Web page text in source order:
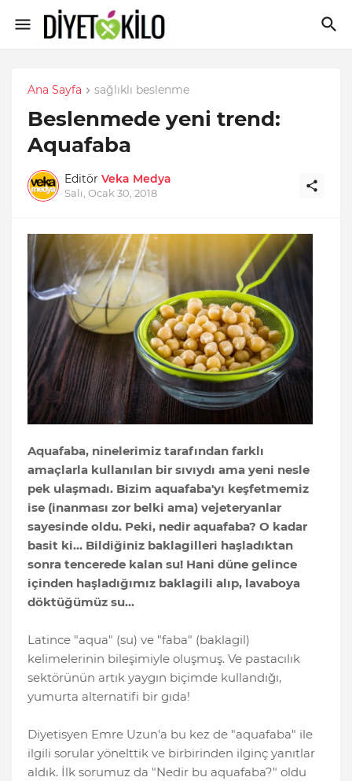
Ana Sayfa sağlıklı beslenme
Beslenmede yeni trend:
Aquafaba
Editör Veka Medya
Salı, Ocak 30, 2018
Aquafaba, ninelerimiz tarafından farklı
amaçlarla kullanılan bir sıvıydı ama yeni nesle
pek ulaşmadı. Bizim aquafaba'yı keşfetmemiz
ise (inanması zor belki ama) vejeteryanlar
sayesinde oldu. Peki, nedir aquafaba? O kadar
basit ki… Bildiğiniz baklagilleri haşladıktan
sonra tencerede kalan su! Hani düne gelince
içinden haşladığımız baklagili alıp, lavaboya
döktüğümüz su…
Latince "aqua" (su) ve "faba" (baklagil)
kelimelerinin bileşimiyle oluşmuş. Ve pastacılık
sektörünün artık yaygın biçimde kullandığı,
yumurta alternatifi bir gıda!
Diyetisyen Emre Uzun'a bu kez de "aquafaba" ile
ilgili sorular yönelttik ve birbirinden ilginç yanıtlar
aldık. İlk sorumuz da "Nedir bu aquafaba?" oldu